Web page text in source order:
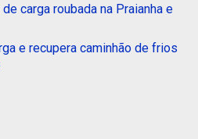
carga roubada na Praianha e
e recupera caminhão de frios